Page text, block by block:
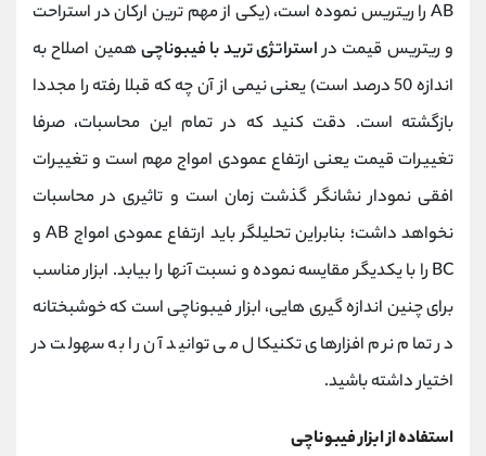
AB را ریتریس نموده است، (یکی از مهم ترین ارکان در استراحت
و ریتریس قیمت دراستراتژی ترید با فیبوناچیهمین اصلاح به
اندازه 50 درصد است) یعنی نیمی از آن چه که قبلا رفته را مجددا
بازگشته است. دقت کنید که در تمام این محاسبات، صرفا
تغییرات قیمت یعنی ارتفاع عمودی امواج مهم است و تغییرات
افقی نمودار نشانگر گذشت زمان است و تاثیری در محاسبات
نخواهد داشت؛ بنابراین تحلیلگر باید ارتفاع عمودی امواج AB و
BC را با یکدیگر مقایسه نموده و نسبت آنها را بیابد. ابزار مناسب
برای چنین اندازه گیری هایی، ابزار فیبوناچی است که خوشبختانه
در تمام نرم افزارهای تکنیکال می توانید آن را به سهولت در
اختیار داشته باشید.
استفاده از ابزار فیبوناچی